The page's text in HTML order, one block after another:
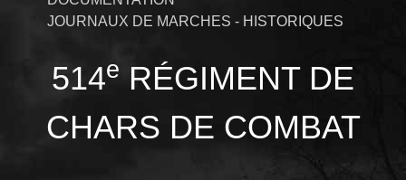
JOURNAUX DE MARCHES - HISTORIQUES
514e RÉGIMENT DE
CHARS DE COMBAT